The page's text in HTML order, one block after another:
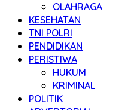
OLAHRAGA
KESEHATAN
TNI POLRI
PENDIDIKAN
PERISTIWA
HUKUM
KRIMINAL
POLITIK